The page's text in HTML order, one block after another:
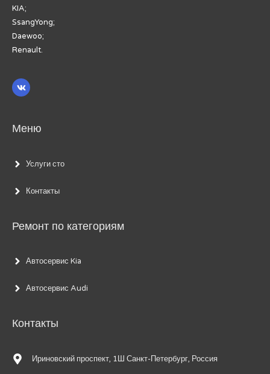
KIA;
SsangYong;
Daewoo;
Renault.
Меню
Услуги сто
Контакты
Ремонт по категориям
Автосервис Kia
Автосервис Audi
Контакты
Ириновский проспект, 1Ш Санкт-Петербург, Россия